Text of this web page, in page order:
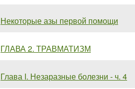
Некоторые азы первой помощи
ГЛАВА 2. ТРАВМАТИЗМ
Глава I. Незаразные болезни - ч. 4